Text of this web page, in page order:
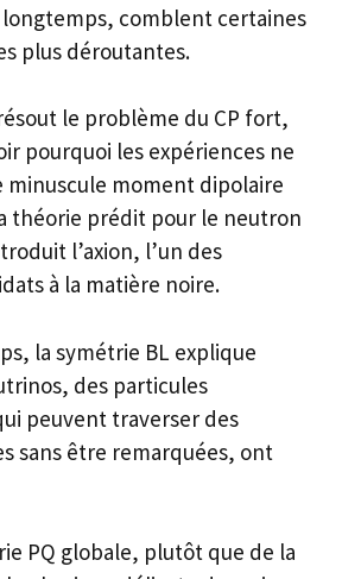
comblent certaines
plus déroutantes.
le problème du CP fort,
pourquoi les expériences ne
moment dipolaire
théorie prédit pour le neutron
l’axion, l’un des
à la matière noire.
la symétrie BL explique
des particules
peuvent traverser des
sans être remarquées, ont
PQ globale, plutôt que de la